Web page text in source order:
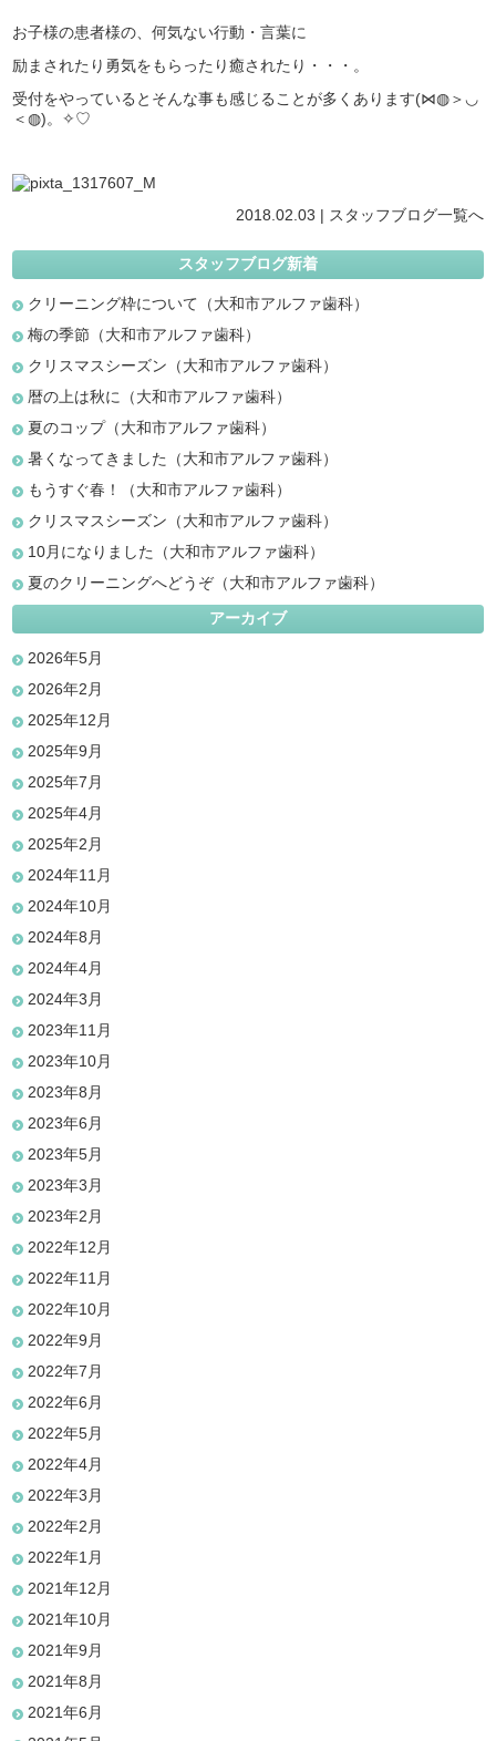
お子様の患者様の、何気ない行動・言葉に
励まされたり勇気をもらったり癒されたり・・・。
受付をやっているとそんな事も感じることが多くあります(⋈◍＞◡
＜◍)。✧♡
2018.02.03 | スタッフブログ一覧へ
スタッフブログ新着
クリーニング枠について（大和市アルファ歯科）
梅の季節（大和市アルファ歯科）
クリスマスシーズン（大和市アルファ歯科）
暦の上は秋に（大和市アルファ歯科）
夏のコップ（大和市アルファ歯科）
暑くなってきました（大和市アルファ歯科）
もうすぐ春！（大和市アルファ歯科）
クリスマスシーズン（大和市アルファ歯科）
10月になりました（大和市アルファ歯科）
夏のクリーニングへどうぞ（大和市アルファ歯科）
アーカイブ
2026年5月
2026年2月
2025年12月
2025年9月
2025年7月
2025年4月
2025年2月
2024年11月
2024年10月
2024年8月
2024年4月
2024年3月
2023年11月
2023年10月
2023年8月
2023年6月
2023年5月
2023年3月
2023年2月
2022年12月
2022年11月
2022年10月
2022年9月
2022年7月
2022年6月
2022年5月
2022年4月
2022年3月
2022年2月
2022年1月
2021年12月
2021年10月
2021年9月
2021年8月
2021年6月